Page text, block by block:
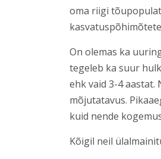
oma riigi
On olemas ka
tegeleb ka suur
ehk vaid 3-4
mõjutatavus.
kuid nende
Kõigil neil